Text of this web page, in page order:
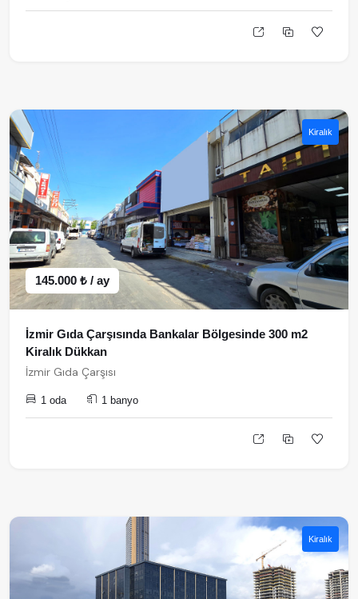
Kiralık
145.000 ₺ / ay
İzmir Gıda Çarşısında Bankalar Bölgesinde 300 m2
Kiralık Dükkan
İzmir Gıda Çarşısı
1 oda 1 banyo
Kiralık